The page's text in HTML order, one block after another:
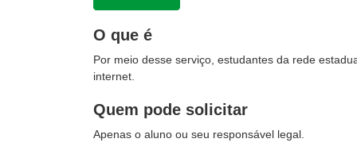
O que é
Por meio desse serviço, estudantes da rede
internet.
Quem pode solicitar
Apenas o aluno ou seu responsável legal.